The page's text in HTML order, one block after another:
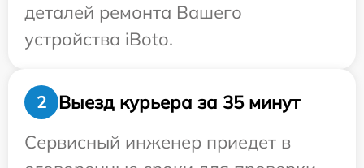
деталей ремонта Вашего
устройства iBoto.
2
Выезд курьера за 35 минут
Сервисный инженер приедет в